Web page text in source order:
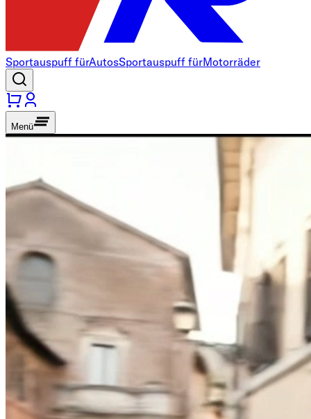
Sportauspuff fürAutosSportauspuff fürMotorräder
Menü